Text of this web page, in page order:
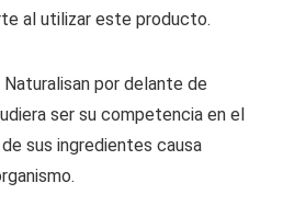
al utilizar este producto.
por delante de
ser su competencia en el
sus ingredientes causa